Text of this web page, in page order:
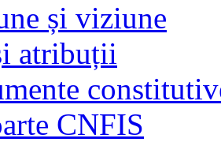
și viziune
atribuții
CNFIS